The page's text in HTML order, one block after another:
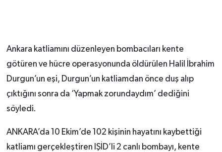
Ankara katliamını düzenleyen bombacıları kente
götüren ve hücre operasyonunda öldürülen Halil İbrahim
Durgun’un eşi, Durgun’un katliamdan önce duş alıp
çıktığını sonra da ‘Yapmak zorundaydım’ dediğini
söyledi.
ANKARA’da 10 Ekim’de 102 kişinin hayatını kaybettiği
katliamı gerçekleştiren IŞİD’li 2 canlı bombayı, kente